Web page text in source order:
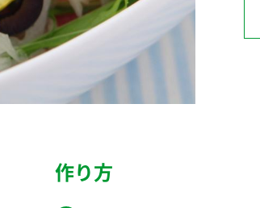
作り方